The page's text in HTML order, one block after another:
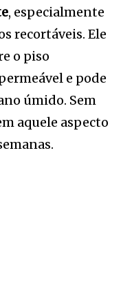
, especialmente
recortáveis. Ele
o piso
e pode
úmido. Sem
aquele aspecto